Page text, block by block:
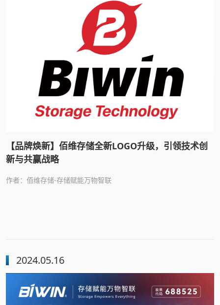
【品牌焕新】佰维存储全新LOGO升级，引领技术创
新与共赢战略
作者：佰维存储-存储赋能万物智联
2024.05.16